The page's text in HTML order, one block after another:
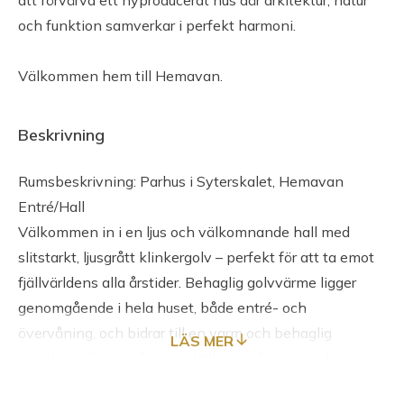
och funktion samverkar i perfekt harmoni.
Välkommen hem till Hemavan.
Beskrivning
Rumsbeskrivning: Parhus i Syterskalet, Hemavan
Entré/Hall
Välkommen in i en ljus och välkomnande hall med
slitstarkt, ljusgrått klinkergolv – perfekt för att ta emot
fjällvärldens alla årstider. Behaglig golvvärme ligger
genomgående i hela huset, både entré- och
övervåning, och bidrar till en varm och behaglig
LÄS MER